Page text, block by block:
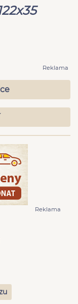
Reklama
Reklama